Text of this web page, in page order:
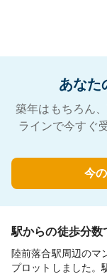
あなた
築年はもちろん
ラインで今すぐ
今
駅からの徒歩分数
陸前落合駅周辺のマ
プロットしました。